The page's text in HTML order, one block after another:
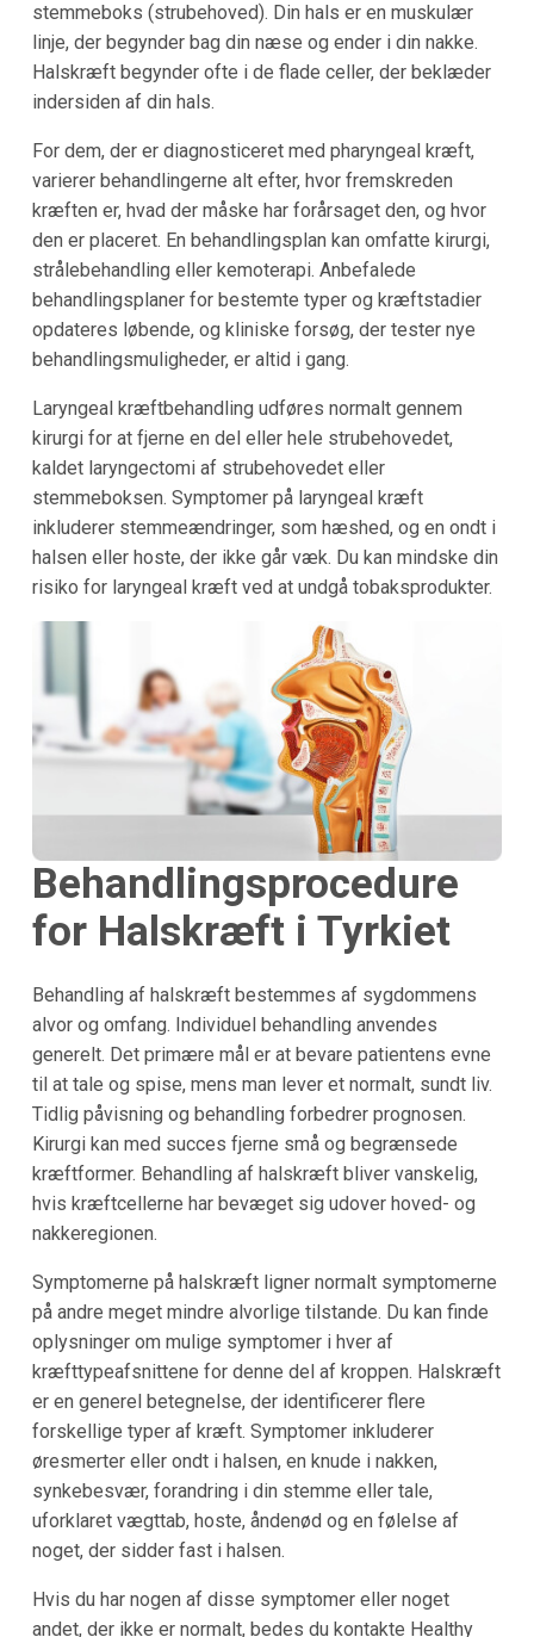
stemmeboks (strubehoved). Din hals er en muskulær
linje, der begynder bag din næse og ender i din nakke.
Halskræft begynder ofte i de flade celler, der beklæder
indersiden af din hals.
For dem, der er diagnosticeret med pharyngeal kræft,
varierer behandlingerne alt efter, hvor fremskreden
kræften er, hvad der måske har forårsaget den, og hvor
den er placeret. En behandlingsplan kan omfatte kirurgi,
strålebehandling eller kemoterapi. Anbefalede
behandlingsplaner for bestemte typer og kræftstadier
opdateres løbende, og kliniske forsøg, der tester nye
behandlingsmuligheder, er altid i gang.
Laryngeal kræftbehandling udføres normalt gennem
kirurgi for at fjerne en del eller hele strubehovedet,
kaldet laryngectomi af strubehovedet eller
stemmeboksen. Symptomer på laryngeal kræft
inkluderer stemmeændringer, som hæshed, og en ondt i
halsen eller hoste, der ikke går væk. Du kan mindske din
risiko for laryngeal kræft ved at undgå tobaksprodukter.
Behandlingsprocedure
for Halskræft i Tyrkiet
Behandling af halskræft bestemmes af sygdommens
alvor og omfang. Individuel behandling anvendes
generelt. Det primære mål er at bevare patientens evne
til at tale og spise, mens man lever et normalt, sundt liv.
Tidlig påvisning og behandling forbedrer prognosen.
Kirurgi kan med succes fjerne små og begrænsede
kræftformer. Behandling af halskræft bliver vanskelig,
hvis kræftcellerne har bevæget sig udover hoved- og
nakkeregionen.
Symptomerne på halskræft ligner normalt symptomerne
på andre meget mindre alvorlige tilstande. Du kan finde
oplysninger om mulige symptomer i hver af
kræfttypeafsnittene for denne del af kroppen. Halskræft
er en generel betegnelse, der identificerer flere
forskellige typer af kræft. Symptomer inkluderer
øresmerter eller ondt i halsen, en knude i nakken,
synkebesvær, forandring i din stemme eller tale,
uforklaret vægttab, hoste, åndenød og en følelse af
noget, der sidder fast i halsen.
Hvis du har nogen af disse symptomer eller noget
andet, der ikke er normalt, bedes du kontakte Healthy